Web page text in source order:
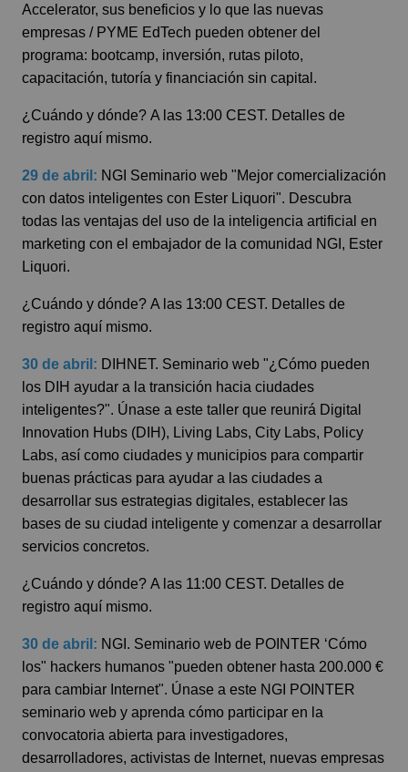
Accelerator, sus beneficios y lo que las nuevas
empresas / PYME EdTech pueden obtener del
programa: bootcamp, inversión, rutas piloto,
capacitación, tutoría y financiación sin capital.
¿Cuándo y dónde? A las 13:00 CEST. Detalles de
registro aquí mismo.
29 de abril: NGI Seminario web "Mejor comercialización
con datos inteligentes con Ester Liquori". Descubra
todas las ventajas del uso de la inteligencia artificial en
marketing con el embajador de la comunidad NGI, Ester
Liquori.
¿Cuándo y dónde? A las 13:00 CEST. Detalles de
registro aquí mismo.
30 de abril: DIHNET. Seminario web "¿Cómo pueden
los DIH ayudar a la transición hacia ciudades
inteligentes?". Únase a este taller que reunirá Digital
Innovation Hubs (DIH), Living Labs, City Labs, Policy
Labs, así como ciudades y municipios para compartir
buenas prácticas para ayudar a las ciudades a
desarrollar sus estrategias digitales, establecer las
bases de su ciudad inteligente y comenzar a desarrollar
servicios concretos.
¿Cuándo y dónde? A las 11:00 CEST. Detalles de
registro aquí mismo.
30 de abril: NGI. Seminario web de POINTER ‘Cómo
los" hackers humanos "pueden obtener hasta 200.000 €
para cambiar Internet". Únase a este NGI POINTER
seminario web y aprenda cómo participar en la
convocatoria abierta para investigadores,
desarrolladores, activistas de Internet, nuevas empresas